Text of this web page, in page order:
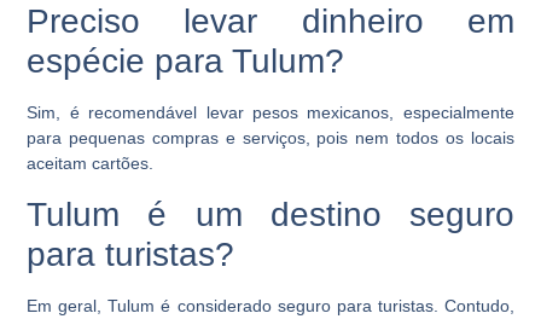
Preciso levar dinheiro em
espécie para Tulum?
Sim, é recomendável levar pesos mexicanos, especialmente
para pequenas compras e serviços, pois nem todos os locais
aceitam cartões.
Tulum é um destino seguro
para turistas?
Em geral, Tulum é considerado seguro para turistas. Contudo,